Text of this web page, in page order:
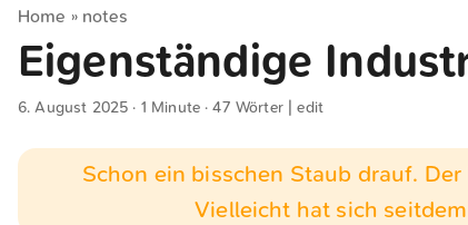
Home » notes
Eigenständige
6. August 2025 · 1 Minute · 47 Wörter |edit
Schon ein bisschen Staub drauf.
Vielleicht hat sich